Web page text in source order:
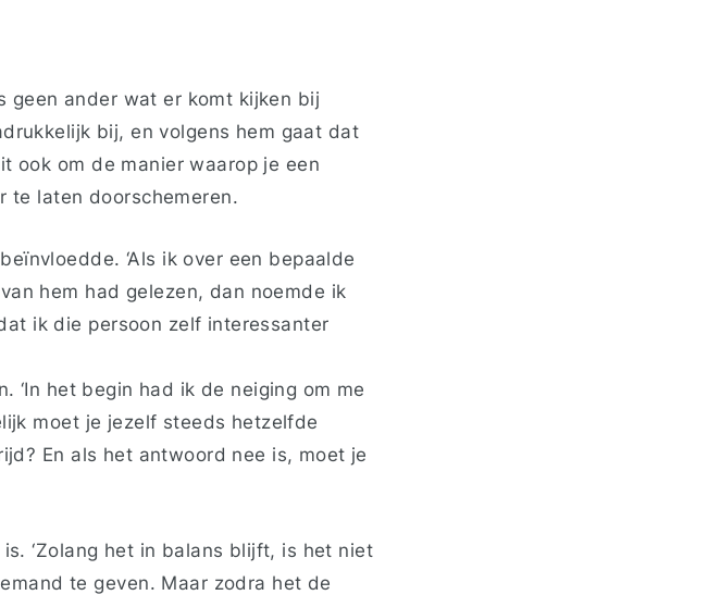
geen ander wat er komt kijken bij
bij, en volgens hem gaat dat
ook om de manier waarop je een
te laten doorschemeren.
‘Als ik over een bepaalde
hem had gelezen, dan noemde ik
ik die persoon zelf interessanter
‘In het begin had ik de neiging om me
moet je jezelf steeds hetzelfde
En als het antwoord nee is, moet je
‘Zolang het in balans blijft, is het niet
te geven. Maar zodra het de